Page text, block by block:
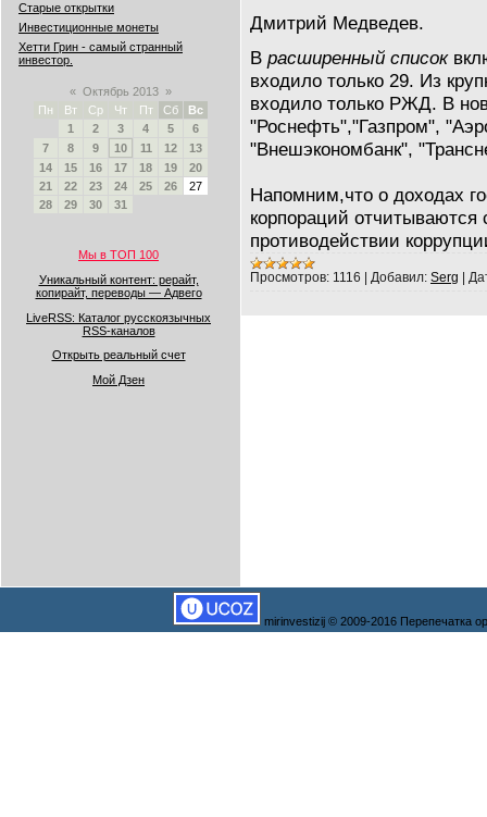
Старые открытки
Инвестиционные монеты
Хетти Грин - самый странный
инвестор.
« Октябрь 2013 »
Пн
Вт Ср Чт Пт Сб
Вс
1
2 3 4 5
6
7
8 9 10 11 12
13
14
15 16 17 18 19
20
21
22 23 24 25 26
27
28
29 30 31
Мы в ТОП 100
Уникальный контент: рерайт,
копирайт, переводы — Адвего
LiveRSS: Каталог русскоязычных
RSS-каналов
Открыть реальный счет
Мой Дзен
Дмитрий Медведев.
В расширенный список
входило только 29. Из
входило только РЖД. В
"Роснефть","Газпром",
"Внешэкономбанк",
Напомним,что о доходах
корпораций отчитываются
противодействии
Просмотров: 1116 Добавил: Serg
mirinvestizij © 2009-2016 Перепечатка